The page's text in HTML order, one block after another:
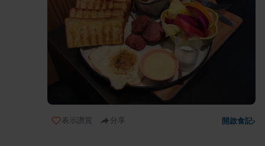
表示讚賞 分享 開啟食記›